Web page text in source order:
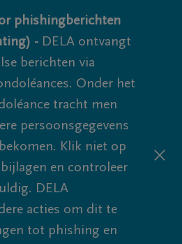
phishingberichten
- DELA ontvangt
berichten via
Onder het
tracht men
persoonsgegevens
Klik niet op
en controleer
DELA
acties om dit te
tot phishing en